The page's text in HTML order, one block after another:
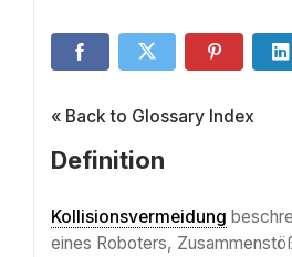
« Back to Glossary Index
Definition
Kollisionsvermeidung
eines Roboters,